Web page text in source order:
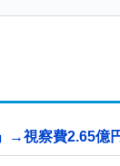
→視察費2.65億